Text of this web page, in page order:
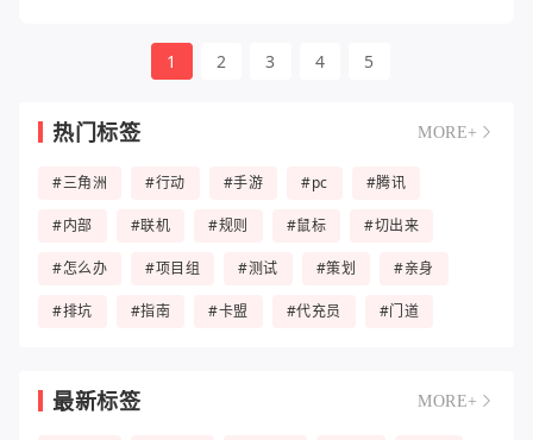
1 2 3 4 5
热门标签 MORE+
#三角洲 #行动 #手游 #pc #腾讯
#内部 #联机 #规则 #鼠标 #切出来
#怎么办 #项目组 #测试 #策划 #亲身
#排坑 #指南 #卡盟 #代充员 #门道
最新标签 MORE+